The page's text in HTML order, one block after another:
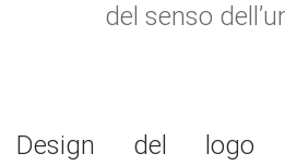
del senso
Design del logo